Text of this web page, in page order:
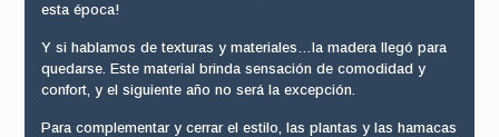
esta época!
Y si hablamos de texturas y materiales…la madera llegó para
quedarse. Este material brinda sensación de comodidad y
confort, y el siguiente año no será la excepción.
Para complementar y cerrar el estilo, las plantas y las hamacas